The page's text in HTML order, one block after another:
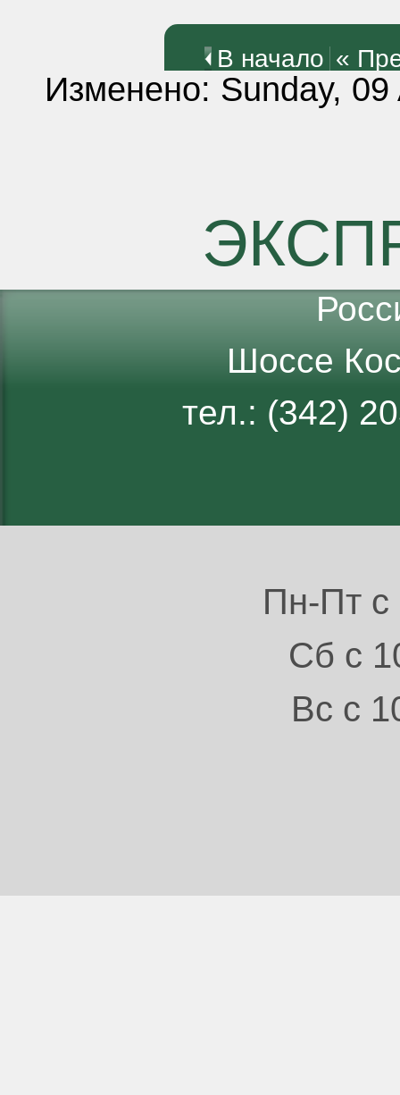
В начало «
Изменено: Sunday,
Шоссе
тел.: (342)
Пн-Пт с
Сб с
Вс с